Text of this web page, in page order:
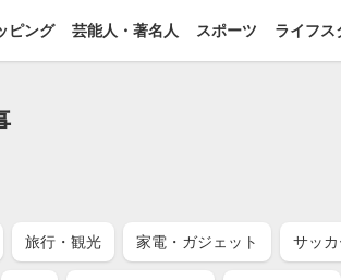
ピング 芸能人・著名人 スポーツ ライフス
旅行・観光 家電・ガジェット サッカ